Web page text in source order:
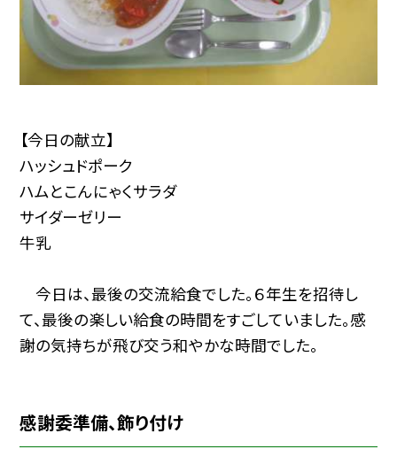
【今日の献立】
ハッシュドポーク
ハムとこんにゃくサラダ
サイダーゼリー
牛乳
今日は、最後の交流給食でした。６年生を招待し
て、最後の楽しい給食の時間をすごしていました。感
謝の気持ちが飛び交う和やかな時間でした。
感謝委準備、飾り付け